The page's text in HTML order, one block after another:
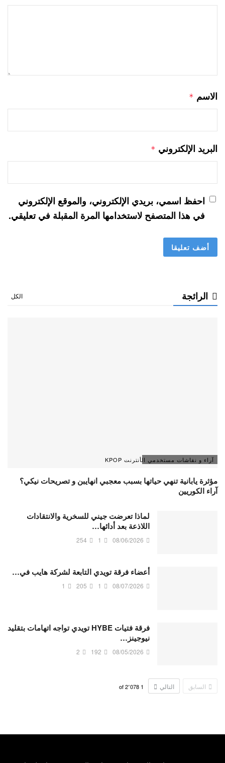
الاسم *
البريد الإلكتروني *
احفظ اسمي، بريدي الإلكتروني، والموقع الإلكتروني
في هذا المتصفح لاستخدامها المرة المقبلة في تعليقي.
الرائجة الكل
آراء و نقاشات مستخدمي الأنترنت KPOP
مؤثرة يابانية تنهي حياتها بسبب معجبي انهايبن و تصريحات نيكي؟
آراء الكوريين
لماذا تعرضت جيني للسخرية والانتقادات
اللاذعة بعد أدائها…
08/06/2026
1
254
أعضاء فرقة تويدي التابعة لشركة هايب في…
08/07/2026
1
205
1
فرقة فتيات HYBE تويدي تواجه اتهامات بتقليد
نيوجينز…
08/05/2026
192
2
السابق التالي 1 2٬078